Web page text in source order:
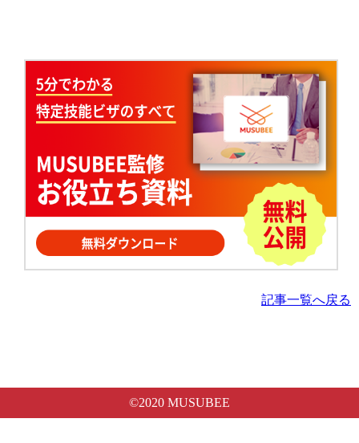
記事一覧へ戻る
©2020 MUSUBEE